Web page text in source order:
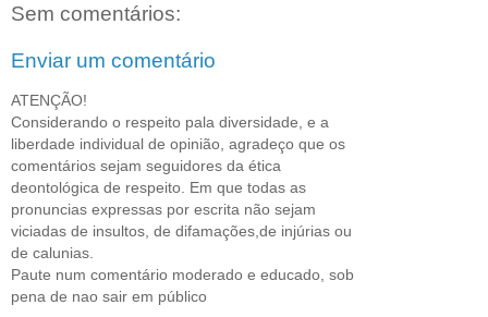
Sem comentários:
Enviar um comentário
ATENÇÃO!
Considerando o respeito pala diversidade, e a
liberdade individual de opinião, agradeço que os
comentários sejam seguidores da ética
deontológica de respeito. Em que todas as
pronuncias expressas por escrita não sejam
viciadas de insultos, de difamações,de injúrias ou
de calunias.
Paute num comentário moderado e educado, sob
pena de nao sair em público